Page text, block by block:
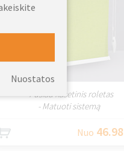
- Pusiau kasetinis roletas
- Matuoti sistemą
Nuo 46.98
Nuostatos